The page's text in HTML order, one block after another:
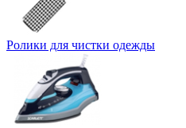
Ролики для чистки одежды